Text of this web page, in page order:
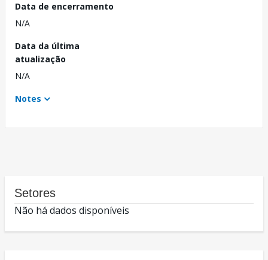
Data de encerramento
N/A
Data da última
atualização
N/A
Notes
Setores
Não há dados disponíveis